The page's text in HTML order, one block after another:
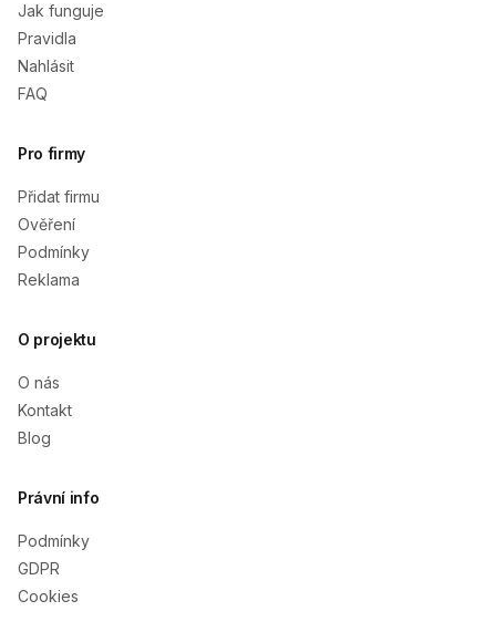
Jak funguje
Pravidla
Nahlásit
FAQ
Pro firmy
Přidat firmu
Ověření
Podmínky
Reklama
O projektu
O nás
Kontakt
Blog
Právní info
Podmínky
GDPR
Cookies